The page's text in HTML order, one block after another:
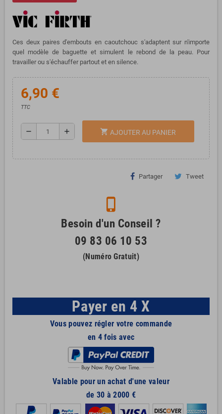
Ces deux paires d'embouts en caoutchouc s'adaptent sur n'importe
quel modèle de baguette et simulent le rebond de la peau. Pour
travailler ou s'échauffer partout et en silence.
6,90 €
TTC
remove add shopping_cart AJOUTER AU PANIER
Partager Tweet
phone_iphone
Besoin d'un Conseil ?
09 83 06 10 53
(Numéro Gratuit)
Payer en 4 X
Vous pouvez régler votre commande
en 4 fois avec
Valable pour un achat d'une valeur
de 30 à 2000 €